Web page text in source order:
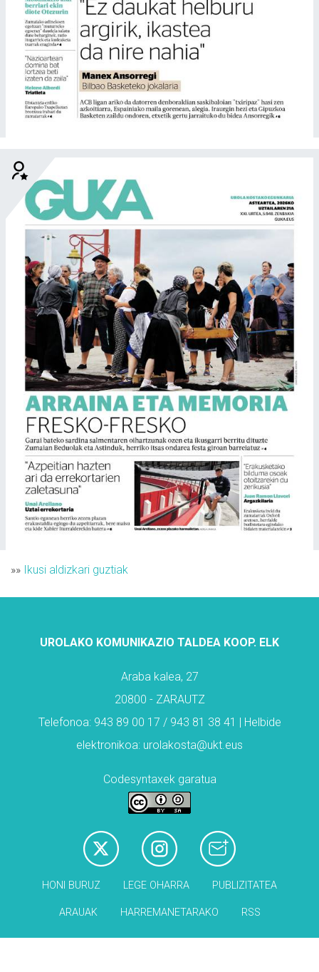
»» Ikusi aldizkari guztiak
UROLAKO KOMUNIKAZIO TALDEA KOOP. ELK
Araba kalea, 27
20800 - ZARAUTZ
Telefonoa: 943 89 00 17 / 943 81 38 41 | Helbide
elektronikoa: urolakosta@ukt.eus
Codesyntaxek garatua
HONI BURUZ LEGE OHARRA PUBLIZITATEA
ARAUAK HARREMANETARAKO RSS